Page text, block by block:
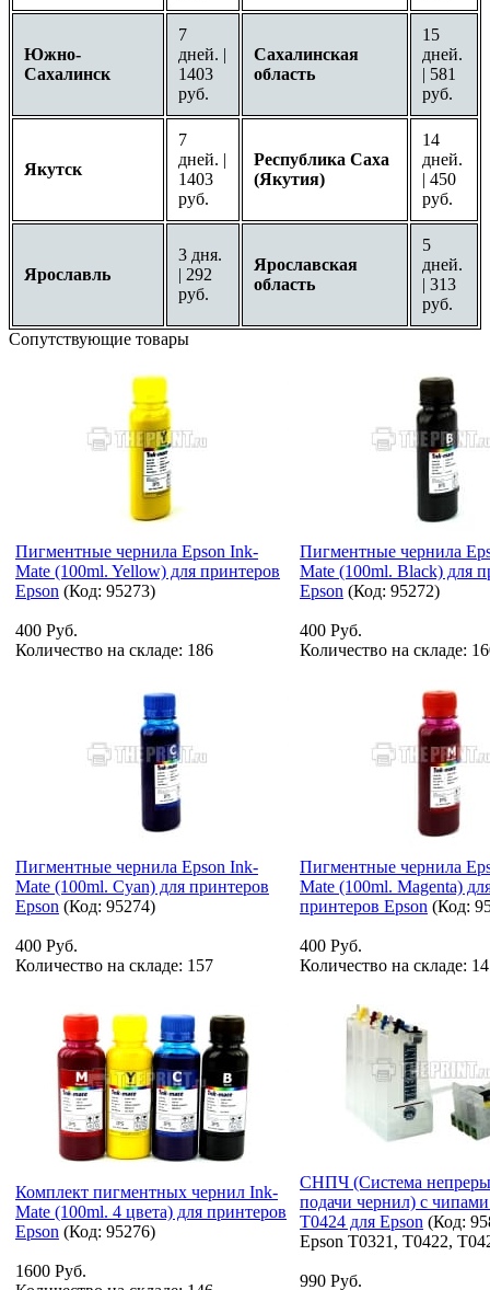
Южно-
Сахалинск
7
дней. |
1403
руб.
Сахалинская
область
15
дней.
| 581
руб.
Якутск
7
дней. |
1403
руб.
Республика Саха
(Якутия)
14
дней.
| 450
руб.
Ярославль
3 дня.
| 292
руб.
Ярославская
область
5
дней.
| 313
руб.
Сопутствующие товары
Пигментные чернила Epson Ink-
Mate (100ml. Yellow) для принтеров
Epson (Код: 95273)
400 Руб.
Количество на складе: 186
Пигментные чернила
Mate (100ml. Black) для
Epson (Код: 95272)
400 Руб.
Количество на складе:
Пигментные чернила Epson Ink-
Mate (100ml. Cyan) для принтеров
Epson (Код: 95274)
400 Руб.
Количество на складе: 157
Пигментные чернила
Mate (100ml. Magenta)
принтеров Epson (Код:
400 Руб.
Количество на складе:
Комплект пигментных чернил Ink-
Mate (100ml. 4 цвета) для принтеров
Epson (Код: 95276)
1600 Руб.
СНПЧ (Система
подачи чернил) с
T0424 для Epson (Код:
Epson T0321, T0422,
990 Руб.